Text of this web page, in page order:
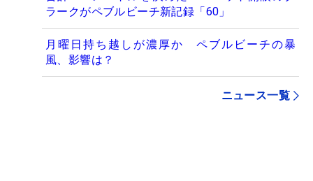
ラークがペブルビーチ新記録「60」
月曜日持ち越しが濃厚か ペブルビーチの暴
風、影響は？
ニュース一覧